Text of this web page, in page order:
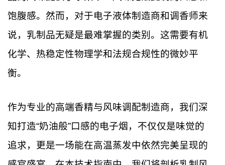
饱腹感。然而，对于电子液体制造商和调香师来
说，乳制品无疑是最难掌握的类别。这需要有机
化学、热稳定性物理学和法规合规性的微妙平
衡。
作为专业的高端香精与风味调配制造商，我们深
知打造“奶油般”口感的电子烟，不仅仅是味觉的
追求，更是一场能在高温蒸发中依然完美呈现的